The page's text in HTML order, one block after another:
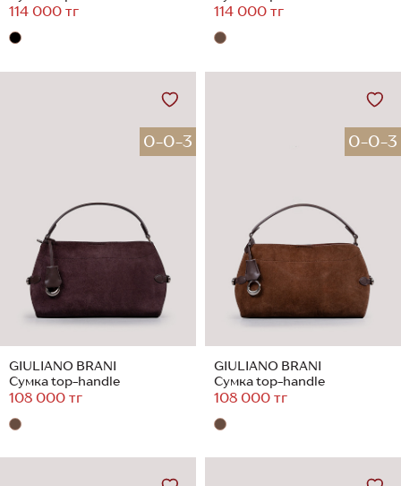
114 000 тг 114 000 тг
0-0-3
GIULIANO BRANI
Сумка top-handle
108 000 тг
0-0-3
GIULIANO BRANI
Сумка top-handle
108 000 тг